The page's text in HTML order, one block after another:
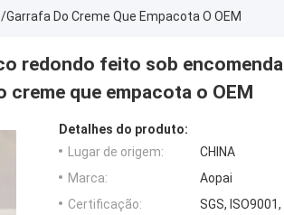
Do Creme Que Empacota O OEM
redondo feito sob
que empacota o OEM
Detalhes do produto:
Lugar de origem:
CHINA
Marca:
Aopai
Certificação:
SGS, ISO9001,